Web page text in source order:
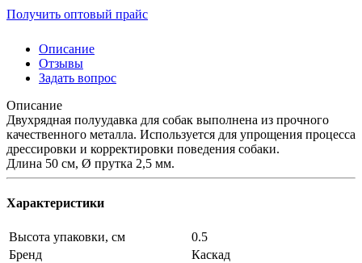
Получить оптовый прайс
Описание
Отзывы
Задать вопрос
Описание
Двухрядная полуудавка для собак выполнена из прочного
качественного металла. Используется для упрощения процесса
дрессировки и корректировки поведения собаки.
Длина 50 см, Ø прутка 2,5 мм.
Характеристики
Высота упаковки, см
0.5
Бренд
Каскад